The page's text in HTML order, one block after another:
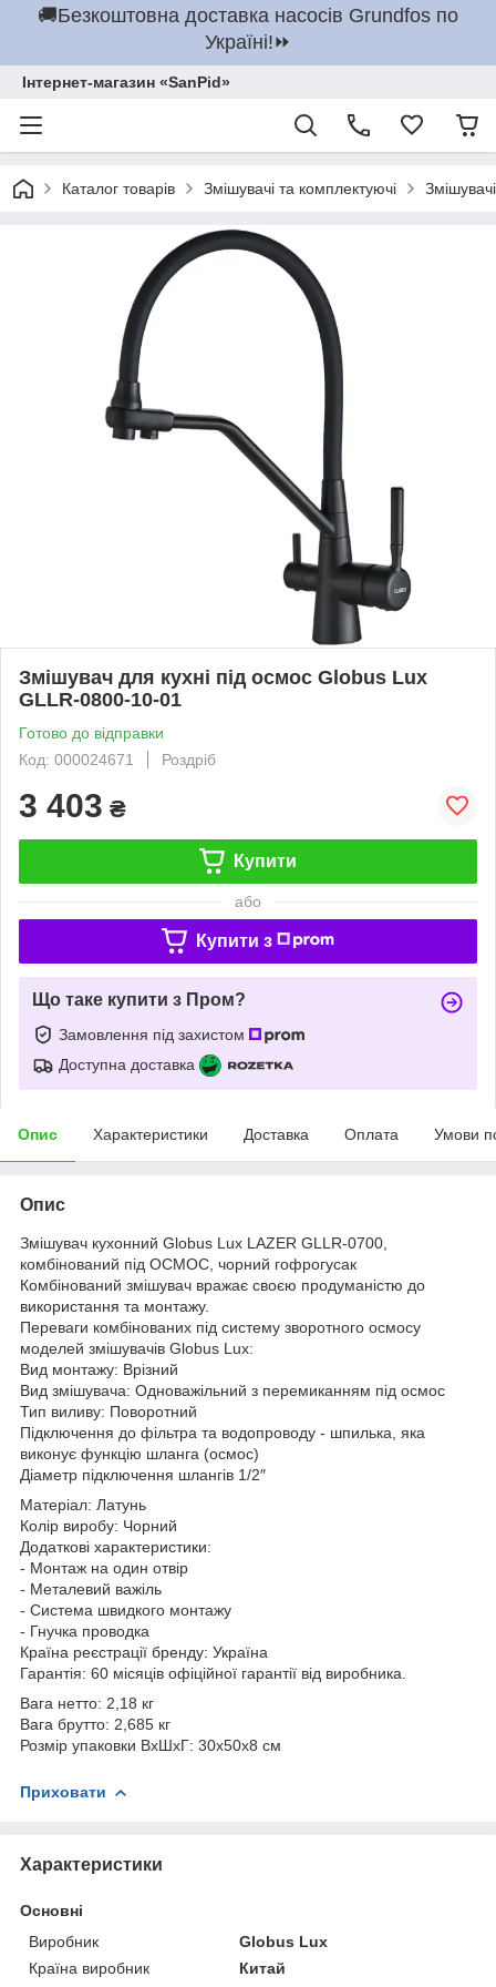
🚚Безкоштовна доставка насосів Grundfos по
Україні!⏩
Інтернет-магазин «SanPid»
Каталог товарів Змішувачі та комплектуючі Змішувачі
Змішувач для кухні під осмос Globus Lux
GLLR-0800-10-01
Готово до відправки
Код: 000024671
Роздріб
3 403 ₴
Купити
або
Купити з
Що таке купити з Пром?
Замовлення під захистом
Доступна доставка
Опис Характеристики Доставка Оплата Умови
Опис
Змішувач кухонний Globus Lux LAZER GLLR-0700,
комбінований під ОСМОС, чорний гофрогусак
Комбінований змішувач вражає своєю продуманістю до
використання та монтажу.
Переваги комбінованих під систему зворотного осмосу
моделей змішувачів Globus Lux:
Вид монтажу: Врізний
Вид змішувача: Одноважільний з перемиканням під осмос
Тип виливу: Поворотний
Підключення до фільтра та водопроводу - шпилька, яка
виконує функцію шланга (осмос)
Діаметр підключення шлангів 1/2″
Матеріал: Латунь
Колір виробу: Чорний
Додаткові характеристики:
- Монтаж на один отвір
- Металевий важіль
- Система швидкого монтажу
- Гнучка проводка
Країна реєстрації бренду: Україна
Гарантія: 60 місяців офіційної гарантії від виробника.
Вага нетто: 2,18 кг
Вага брутто: 2,685 кг
Розмір упаковки ВхШхГ: 30х50х8 см
Приховати
Характеристики
Основні
Виробник
Globus Lux
Країна виробник
Китай